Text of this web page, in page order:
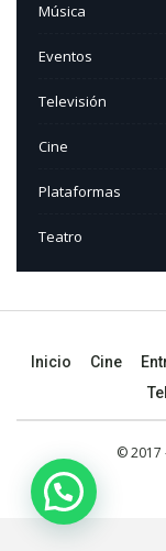
Música
Eventos
Televisión
Cine
Plataformas
Teatro
Inicio Cine
© 2017